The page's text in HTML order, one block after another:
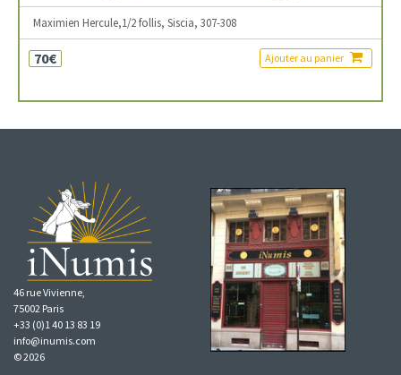
Maximien Hercule,1/2 follis, Siscia, 307-308
70€ Ajouter au panier
46 rue Vivienne,
75002 Paris
+33 (0)1 40 13 83 19
info@inumis.com
© 2026